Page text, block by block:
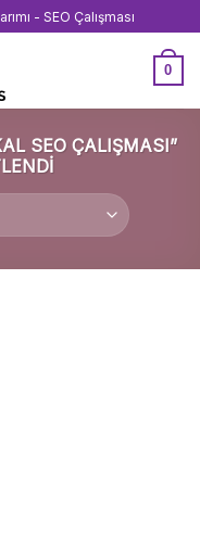
- SEO Çalışması
0
SEO ÇALIŞMASI”